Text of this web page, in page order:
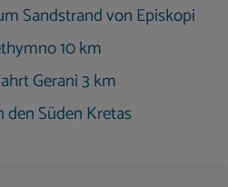
Player und Stereoanlage für
Sandstrand von Episkopi
10 km
Gerani 3 km
Süden Kretas